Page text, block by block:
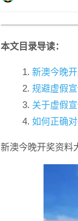
本文目录导读：
新澳今晚
规避虚假
关于虚假
如何正确
新澳今晚开奖资料